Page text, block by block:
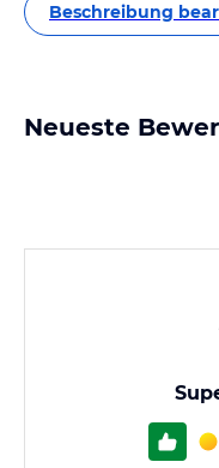
Beschreibung
Neueste